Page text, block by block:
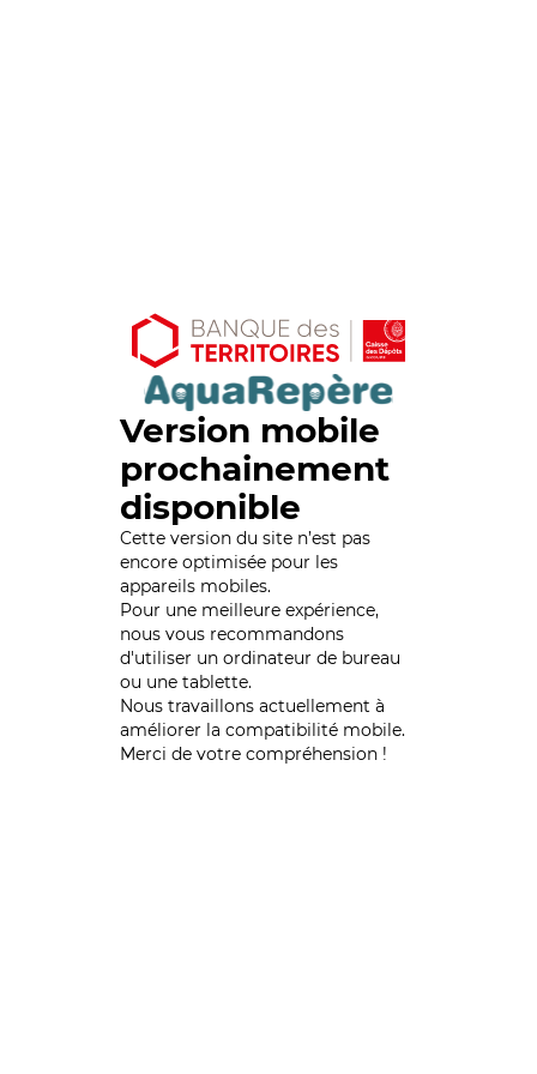
Version mobile
prochainement
disponible
Cette version du site n’est pas
encore optimisée pour les
appareils mobiles.
Pour une meilleure expérience,
nous vous recommandons
d'utiliser un ordinateur de bureau
ou une tablette.
Nous travaillons actuellement à
améliorer la compatibilité mobile.
Merci de votre compréhension !